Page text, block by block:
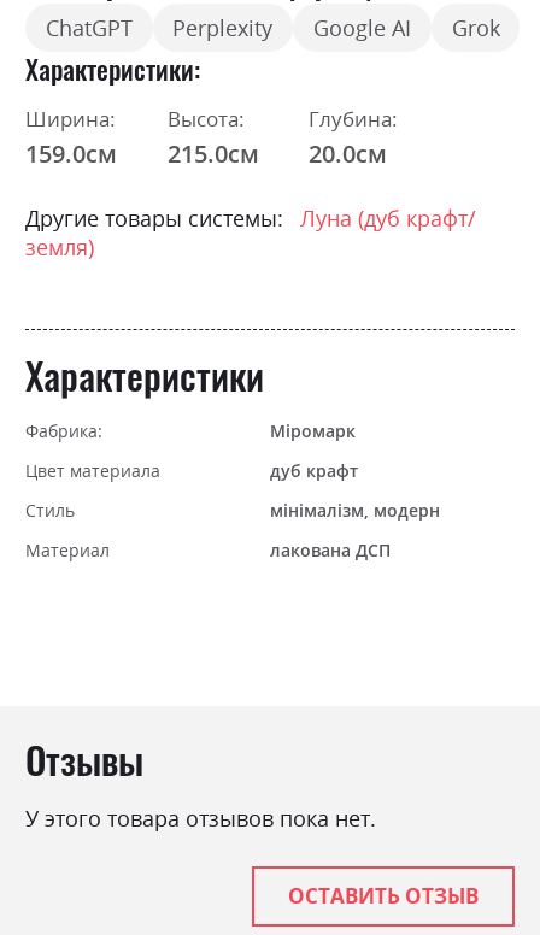
ChatGPT Perplexity Google AI Grok
Характеристики
Ширина:
159.0см
Высота:
215.0см
Глубина:
20.0см
Другие товары системы:
Луна (дуб крафт/
земля)
Характеристики
Фабрика:
Міромарк
Цвет материала
дуб крафт
Стиль
мінімалізм, модерн
Материал
лакована ДСП
Отзывы
У этого товара отзывов пока нет.
ОСТАВИТЬ ОТЗЫВ